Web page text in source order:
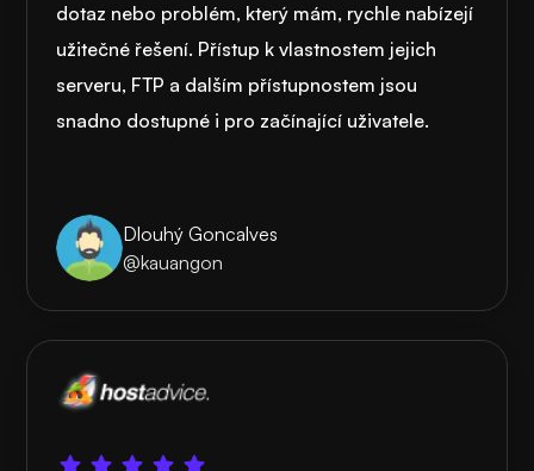
dotaz nebo problém, který mám, rychle nabízejí
užitečné řešení. Přístup k vlastnostem jejich
serveru, FTP a dalším přístupnostem jsou
snadno dostupné i pro začínající uživatele.
Dlouhý Goncalves
@kauangon